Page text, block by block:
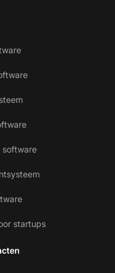
software
startups